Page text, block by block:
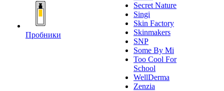
Пробники
Secret Nature
Singi
Skin Factory
Skinmakers
SNP
Some By Mi
Too Cool For
School
WellDerma
Zenzia